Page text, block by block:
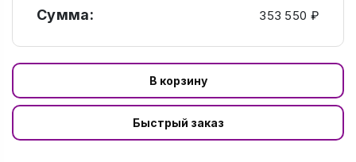
Сумма: 353 550 ₽
В корзину
Быстрый заказ